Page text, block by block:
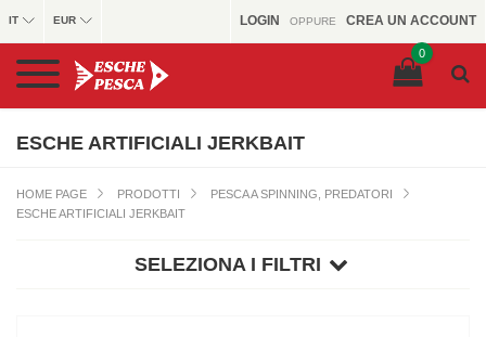
LOGIN OPPURE CREA UN ACCOUNT
IT EUR
0
ESCHE ARTIFICIALI JERKBAIT
HOME PAGE PRODOTTI
PESCA A SPINNING, PREDATORI
ESCHE ARTIFICIALI JERKBAIT
SELEZIONA I FILTRI